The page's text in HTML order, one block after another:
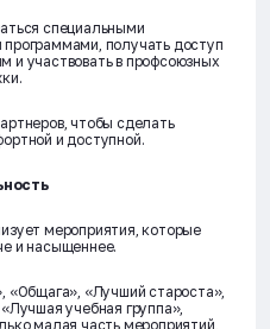
специальными
получать доступ
и участвовать в профсоюзных
чтобы сделать
и доступной.
мероприятия, которые
и насыщеннее.
«Общага», «Лучший староста»,
учебная группа»,
малая часть мероприятий,